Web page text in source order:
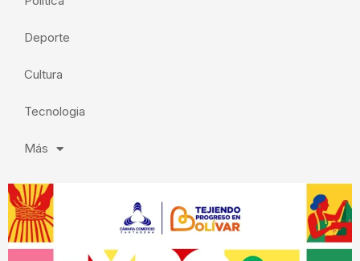
Deporte
Cultura
Tecnologia
Más